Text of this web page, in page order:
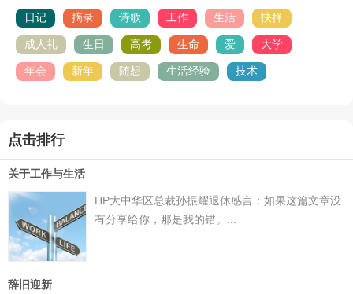
日记 摘录 诗歌 工作 生活 抉择
成人礼 生日 高考 生命 爱 大学
年会 新年 随想 生活经验 技术
点击排行
关于工作与生活
HP大中华区总裁孙振耀退休感言：如果这篇文章没
有分享给你，那是我的错。...
辞旧迎新